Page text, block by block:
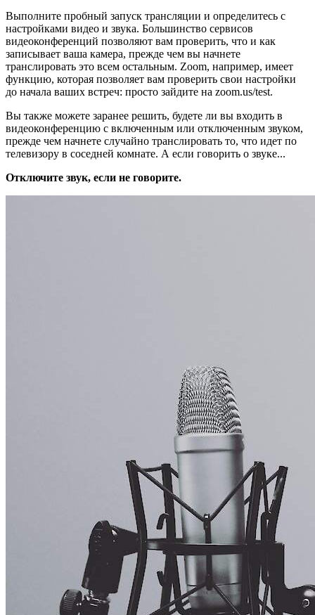
Выполните пробный запуск трансляции и определитесь с
настройками видео и звука. Большинство сервисов
видеоконференций позволяют вам проверить, что и как
записывает ваша камера, прежде чем вы начнете
транслировать это всем остальным. Zoom, например, имеет
функцию, которая позволяет вам проверить свои настройки
до начала ваших встреч: просто зайдите на zoom.us/test.
Вы также можете заранее решить, будете ли вы входить в
видеоконференцию с включенным или отключенным звуком,
прежде чем начнете случайно транслировать то, что идет по
телевизору в соседней комнате. А если говорить о звуке...
Отключите звук, если не говорите.